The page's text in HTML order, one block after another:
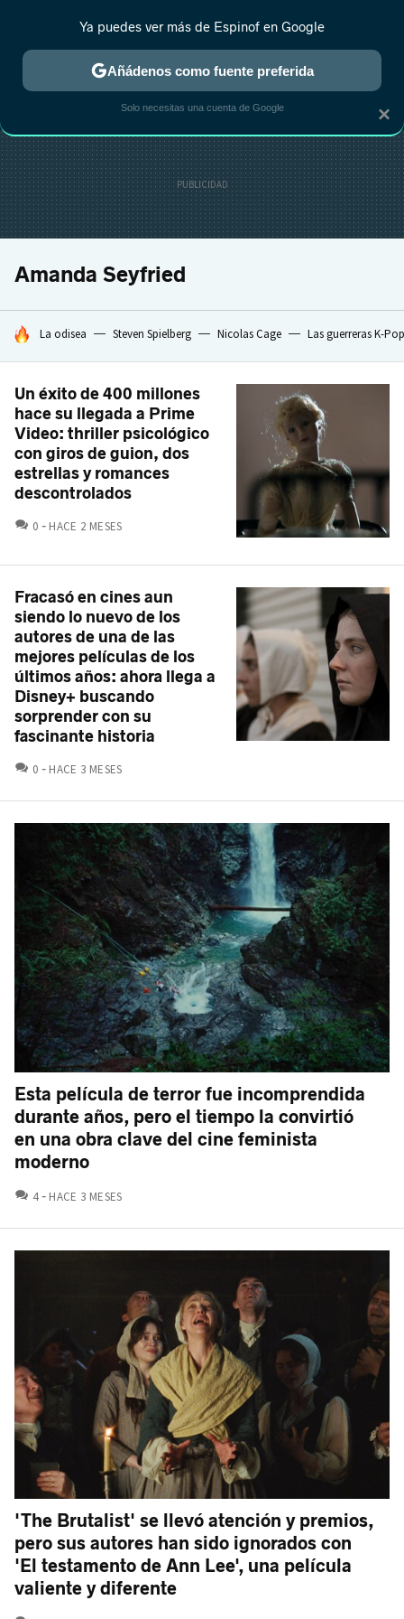
ESTRENOS REALITY ANIME RANKINGS CINE
Amanda Seyfried
HOY SE HABLA DE
La odisea Steven Spielberg Nicolas Cage Las guerreras K-Pop
Un éxito de 400 millones
hace su llegada a Prime
Video: thriller psicológico
con giros de guion, dos
estrellas y romances
descontrolados
0 COMENTARIOS
HACE 2 MESES
Fracasó en cines aun
siendo lo nuevo de los
autores de una de las
mejores películas de los
últimos años: ahora llega a
Disney+ buscando
sorprender con su
fascinante historia
0 COMENTARIOS
HACE 3 MESES
Esta película de terror fue incomprendida
durante años, pero el tiempo la convirtió
en una obra clave del cine feminista
moderno
4 COMENTARIOS
HACE 3 MESES
'The Brutalist' se llevó atención y premios,
pero sus autores han sido ignorados con
'El testamento de Ann Lee', una película
valiente y diferente
×
Ya puedes ver más de Espinof en Google
Añádenos como fuente preferida
Solo necesitas una cuenta de Google